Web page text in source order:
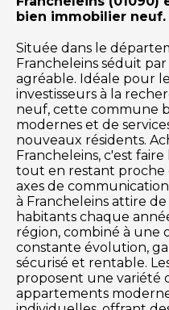
bien immobilier neuf.
Située dans le
Francheleins séduit
agréable. Idéale pour
investisseurs à la
neuf, cette commune
modernes et de
nouveaux résidents.
Francheleins, c'est
tout en restant proche
axes de
à Francheleins attire
habitants chaque
région, combiné à une
constante évolution,
sécurisé et rentable.
proposent une variété
appartements